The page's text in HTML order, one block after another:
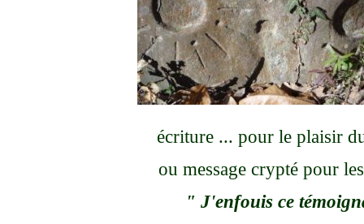
écriture ... pour le plaisir
ou message crypté pour
" J'enfouis ce